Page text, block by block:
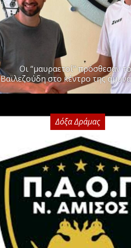
Οι “μαυραετοί” πρόσθεσαν
Βαϊλεζούδη στο κέντρο της
Δόξα Δράμας